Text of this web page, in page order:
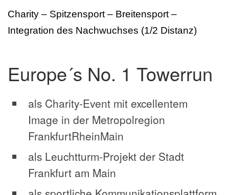
Charity – Spitzensport – Breitensport –
Integration des Nachwuchses (1/2 Distanz)
Europe´s No. 1 Towerrun
als Charity-Event mit excellentem
Image in der Metropolregion
FrankfurtRheinMain
als Leuchtturm-Projekt der Stadt
Frankfurt am Main